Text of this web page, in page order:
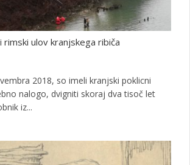
rimski ulov kranjskega ribiča
2018, so imeli kranjski poklicni
nalogo, dvigniti skoraj dva tisoč let
iz...